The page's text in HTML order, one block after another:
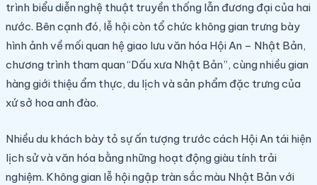
trình biểu diễn nghệ thuật truyền thống lẫn đương đại của hai
nước. Bên cạnh đó, lễ hội còn tổ chức không gian trưng bày
hình ảnh về mối quan hệ giao lưu văn hóa Hội An – Nhật Bản,
chương trình tham quan “Dấu xưa Nhật Bản”, cùng nhiều gian
hàng giới thiệu ẩm thực, du lịch và sản phẩm đặc trưng của
xứ sở hoa anh đào.
Nhiều du khách bày tỏ sự ấn tượng trước cách Hội An tái hiện
lịch sử và văn hóa bằng những hoạt động giàu tính trải
nghiệm. Không gian lễ hội ngập tràn sắc màu Nhật Bản với